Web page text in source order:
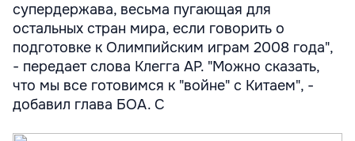
супердержава, весьма пугающая для
остальных стран мира, если говорить о
подготовке к Олимпийским играм 2008 года",
- передает слова Клегга AP. "Можно сказать,
что мы все готовимся к "войне" с Китаем", -
добавил глава БОА. С